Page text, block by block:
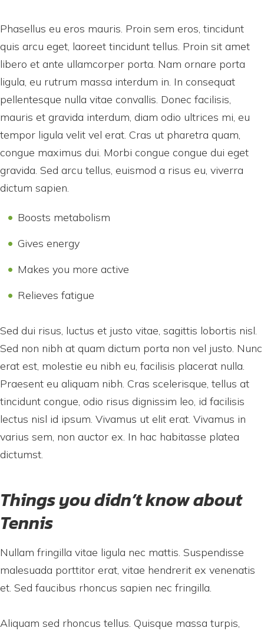
Phasellus eu eros mauris. Proin sem eros, tincidunt
quis arcu eget, laoreet tincidunt tellus. Proin sit amet
libero et ante ullamcorper porta. Nam ornare porta
ligula, eu rutrum massa interdum in. In consequat
pellentesque nulla vitae convallis. Donec facilisis,
mauris et gravida interdum, diam odio ultrices mi, eu
tempor ligula velit vel erat. Cras ut pharetra quam,
congue maximus dui. Morbi congue congue dui eget
gravida. Sed arcu tellus, euismod a risus eu, viverra
dictum sapien.
Boosts metabolism
Gives energy
Makes you more active
Relieves fatigue
Sed dui risus, luctus et justo vitae, sagittis lobortis nisl.
Sed non nibh at quam dictum porta non vel justo. Nunc
erat est, molestie eu nibh eu, facilisis placerat nulla.
Praesent eu aliquam nibh. Cras scelerisque, tellus at
tincidunt congue, odio risus dignissim leo, id facilisis
lectus nisl id ipsum. Vivamus ut elit erat. Vivamus in
varius sem, non auctor ex. In hac habitasse platea
dictumst.
Things you didn’t know about
Tennis
Nullam fringilla vitae ligula nec mattis. Suspendisse
malesuada porttitor erat, vitae hendrerit ex venenatis
et. Sed faucibus rhoncus sapien nec fringilla.
Aliquam sed rhoncus tellus. Quisque massa turpis,